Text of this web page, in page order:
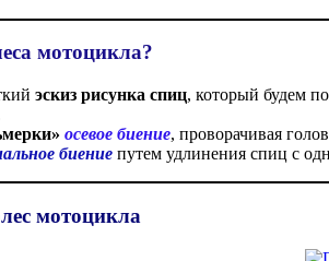
мотоцикла?
эскиз рисунка спиц, который будем
осевое биение, проворачивая
биение путем удлинения спиц с
мотоцикла